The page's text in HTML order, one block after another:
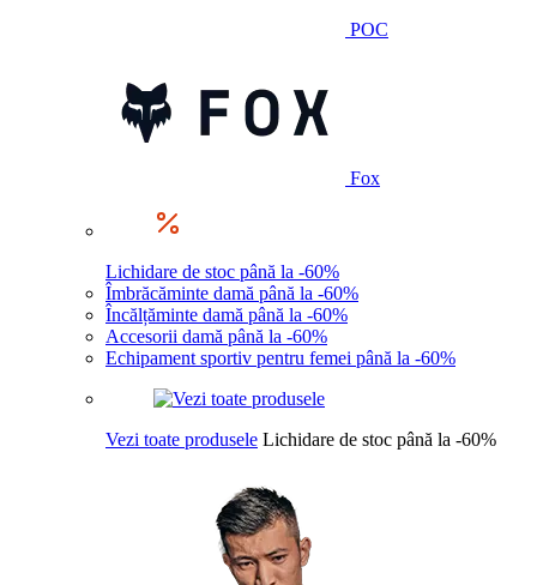
POC
Fox
Lichidare de stoc până la -60%
Îmbrăcăminte damă până la -60%
Încălțăminte damă până la -60%
Accesorii damă până la -60%
Echipament sportiv pentru femei până la -60%
Vezi toate produsele Lichidare de stoc până la -60%